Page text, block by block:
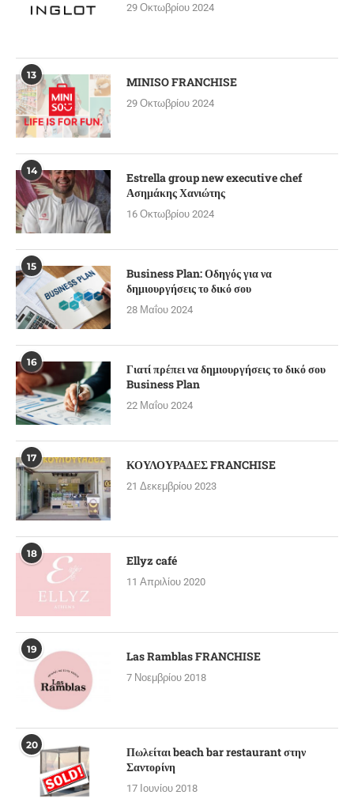
29 Οκτωβρίου 2024
13 MINISO FRANCHISE
29 Οκτωβρίου 2024
14
Estrella group new executive chef
Ασημάκης Χανιώτης
16 Οκτωβρίου 2024
15
Business Plan: Οδηγός για να
δημιουργήσεις το δικό σου
28 Μαΐου 2024
16
Γιατί πρέπει να δημιουργήσεις το δικό σου
Business Plan
22 Μαΐου 2024
17 ΚΟΥΛΟΥΡΑΔΕΣ FRANCHISE
21 Δεκεμβρίου 2023
18 Ellyz café
11 Απριλίου 2020
19 Las Ramblas FRANCHISE
7 Νοεμβρίου 2018
20
Πωλείται beach bar restaurant στην
Σαντορίνη
17 Ιουνίου 2018